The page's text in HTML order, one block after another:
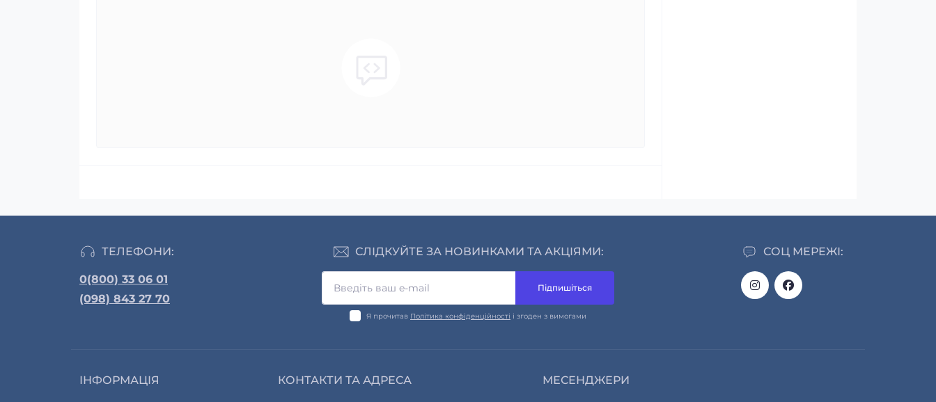
ТЕЛЕФОНИ:
0(800) 33 06 01
(098) 843 27 70
СОЦ МЕРЕЖІ:
СЛІДКУЙТЕ ЗА НОВИНКАМИ ТА АКЦІЯМИ:
Підпишіться
Я прочитав Політика конфіденційності і згоден з вимогами
ІНФОРМАЦІЯ КОНТАКТИ ТА АДРЕСА МЕСЕНДЖЕРИ